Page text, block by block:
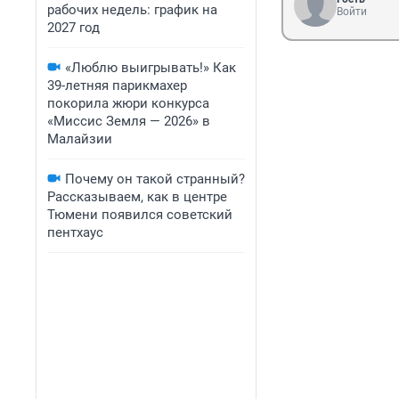
рабочих недель: график на
2027 год
«Люблю выигрывать!» Как
39-летняя парикмахер
покорила жюри конкурса
«Миссис Земля — 2026» в
Малайзии
Почему он такой странный?
Рассказываем, как в центре
Тюмени появился советский
пентхаус
Войти